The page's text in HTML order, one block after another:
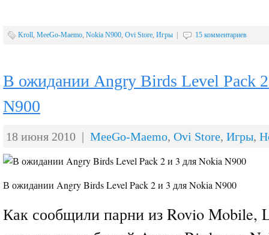
Kroll, MeeGo-Maemo, Nokia N900, Ovi Store, Игры 15 комментариев
В ожидании Angry Birds Level Pack
N900
18 июня 2010 | MeeGo-Maemo, Ovi Store, Игры,
В ожидании Angry Birds Level Pack 2 и 3 для Nokia N900
Как сообщили парни из Rovio Mobile,